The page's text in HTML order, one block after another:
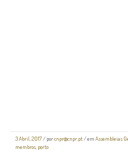
3 Abril, 2017/ porcnpr@cnpr.pt/ em Assembleias
membros, porto